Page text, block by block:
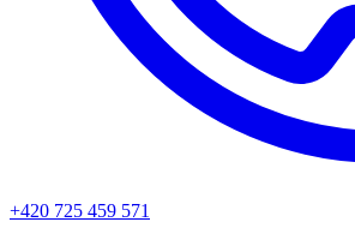
+420 725 459 571